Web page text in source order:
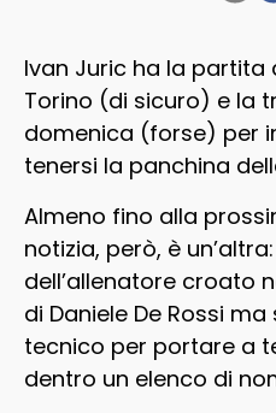
Ivan Juric ha la partita
Torino (di sicuro) e la
domenica (forse) per
tenersi la panchina
Almeno fino alla
notizia, però, è
dell’allenatore croato
di Daniele De Rossi
tecnico per portare a
dentro un elenco di